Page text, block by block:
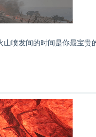
喷发间的时间是你最宝贵